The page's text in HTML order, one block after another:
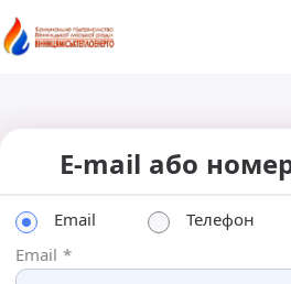
E-mail або
Email
Телефон
Email *